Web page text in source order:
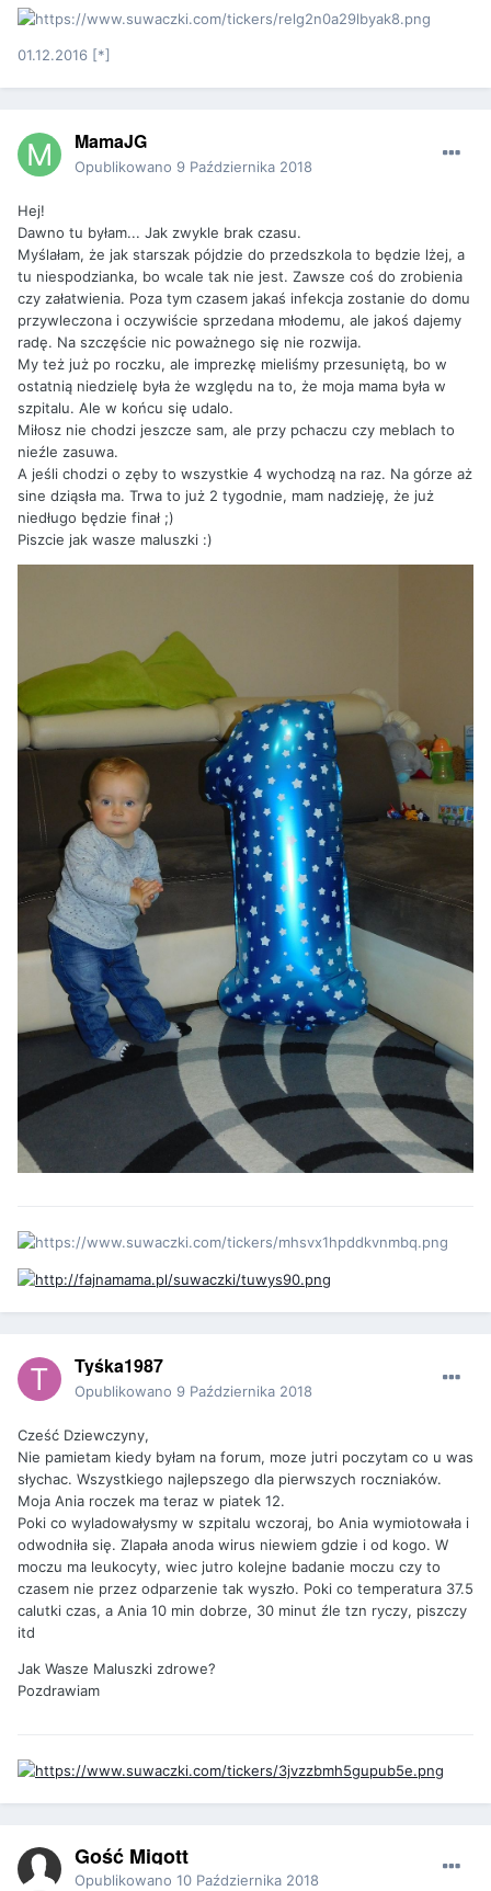
01.12.2016 [*]
MamaJG
Opublikowano 9 Października 2018
Hej!
Dawno tu byłam... Jak zwykle brak czasu.
Myślałam, że jak starszak pójdzie do przedszkola to będzie lżej, a
tu niespodzianka, bo wcale tak nie jest. Zawsze coś do zrobienia
czy załatwienia. Poza tym czasem jakaś infekcja zostanie do domu
przywleczona i oczywiście sprzedana młodemu, ale jakoś dajemy
radę. Na szczęście nic poważnego się nie rozwija.
My też już po roczku, ale imprezkę mieliśmy przesuniętą, bo w
ostatnią niedzielę była że względu na to, że moja mama była w
szpitalu. Ale w końcu się udalo.
Miłosz nie chodzi jeszcze sam, ale przy pchaczu czy meblach to
nieźle zasuwa.
A jeśli chodzi o zęby to wszystkie 4 wychodzą na raz. Na górze aż
sine dziąsła ma. Trwa to już 2 tygodnie, mam nadzieję, że już
niedługo będzie finał ;)
Piszcie jak wasze maluszki :)
Tyśka1987
Opublikowano 9 Października 2018
Cześć Dziewczyny,
Nie pamietam kiedy byłam na forum, moze jutri poczytam co u was
słychac. Wszystkiego najlepszego dla pierwszych roczniaków.
Moja Ania roczek ma teraz w piatek 12.
Poki co wyladowałysmy w szpitalu wczoraj, bo Ania wymiotowała i
odwodniła się. Zlapała anoda wirus niewiem gdzie i od kogo. W
moczu ma leukocyty, wiec jutro kolejne badanie moczu czy to
czasem nie przez odparzenie tak wyszło. Poki co temperatura 37.5
calutki czas, a Ania 10 min dobrze, 30 minut źle tzn ryczy, piszczy
itd
Jak Wasze Maluszki zdrowe?
Pozdrawiam
Gość Migott
Opublikowano 10 Października 2018